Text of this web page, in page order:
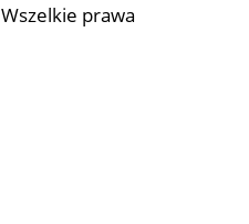
Wszelkie prawa